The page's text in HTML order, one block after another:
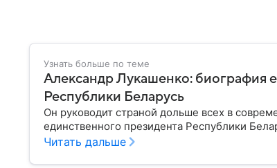
Узнать больше по теме
Александр Лукашенко: биография
Республики Беларусь
Он руководит страной дольше всех в
единственного президента Республики
Читать дальше